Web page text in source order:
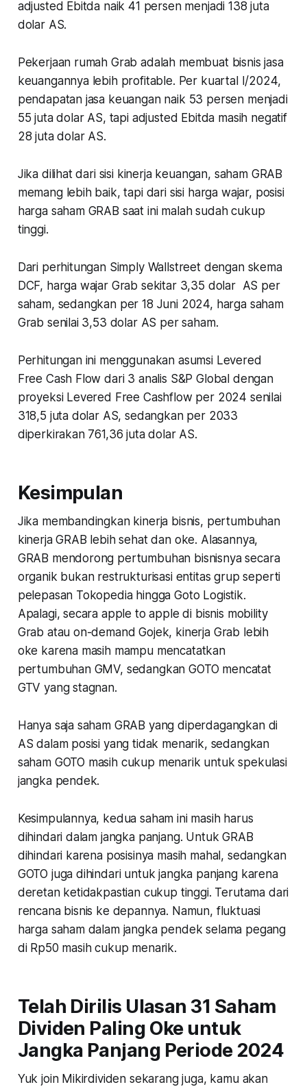
adjusted Ebitda naik 41 persen menjadi 138 juta
dolar AS.
Pekerjaan rumah Grab adalah membuat bisnis jasa
keuangannya lebih profitable. Per kuartal I/2024,
pendapatan jasa keuangan naik 53 persen menjadi
55 juta dolar AS, tapi adjusted Ebitda masih negatif
28 juta dolar AS.
Jika dilihat dari sisi kinerja keuangan, saham GRAB
memang lebih baik, tapi dari sisi harga wajar, posisi
harga saham GRAB saat ini malah sudah cukup
tinggi.
Dari perhitungan Simply Wallstreet dengan skema
DCF, harga wajar Grab sekitar 3,35 dolar AS per
saham, sedangkan per 18 Juni 2024, harga saham
Grab senilai 3,53 dolar AS per saham.
Perhitungan ini menggunakan asumsi Levered
Free Cash Flow dari 3 analis S&P Global dengan
proyeksi Levered Free Cashflow per 2024 senilai
318,5 juta dolar AS, sedangkan per 2033
diperkirakan 761,36 juta dolar AS.
Kesimpulan
Jika membandingkan kinerja bisnis, pertumbuhan
kinerja GRAB lebih sehat dan oke. Alasannya,
GRAB mendorong pertumbuhan bisnisnya secara
organik bukan restrukturisasi entitas grup seperti
pelepasan Tokopedia hingga Goto Logistik.
Apalagi, secara apple to apple di bisnis mobility
Grab atau on-demand Gojek, kinerja Grab lebih
oke karena masih mampu mencatatkan
pertumbuhan GMV, sedangkan GOTO mencatat
GTV yang stagnan.
Hanya saja saham GRAB yang diperdagangkan di
AS dalam posisi yang tidak menarik, sedangkan
saham GOTO masih cukup menarik untuk spekulasi
jangka pendek.
Kesimpulannya, kedua saham ini masih harus
dihindari dalam jangka panjang. Untuk GRAB
dihindari karena posisinya masih mahal, sedangkan
GOTO juga dihindari untuk jangka panjang karena
deretan ketidakpastian cukup tinggi. Terutama dari
rencana bisnis ke depannya. Namun, fluktuasi
harga saham dalam jangka pendek selama pegang
di Rp50 masih cukup menarik.
Telah Dirilis Ulasan 31 Saham
Dividen Paling Oke untuk
Jangka Panjang Periode 2024
Yuk join Mikirdividen sekarang juga, kamu akan